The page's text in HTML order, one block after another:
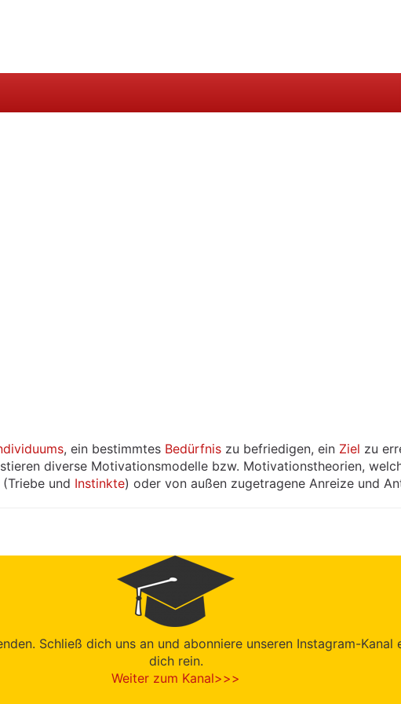
, ein bestimmtes Bedürfnis zu befriedigen, ein Ziel zu
diverse Motivationsmodelle bzw. Motivationstheorien,
und Instinkte) oder von außen zugetragene Anreize und
Schließ dich uns an und abonniere unseren Instagram-
dich rein.
Weiter zum Kanal>>>